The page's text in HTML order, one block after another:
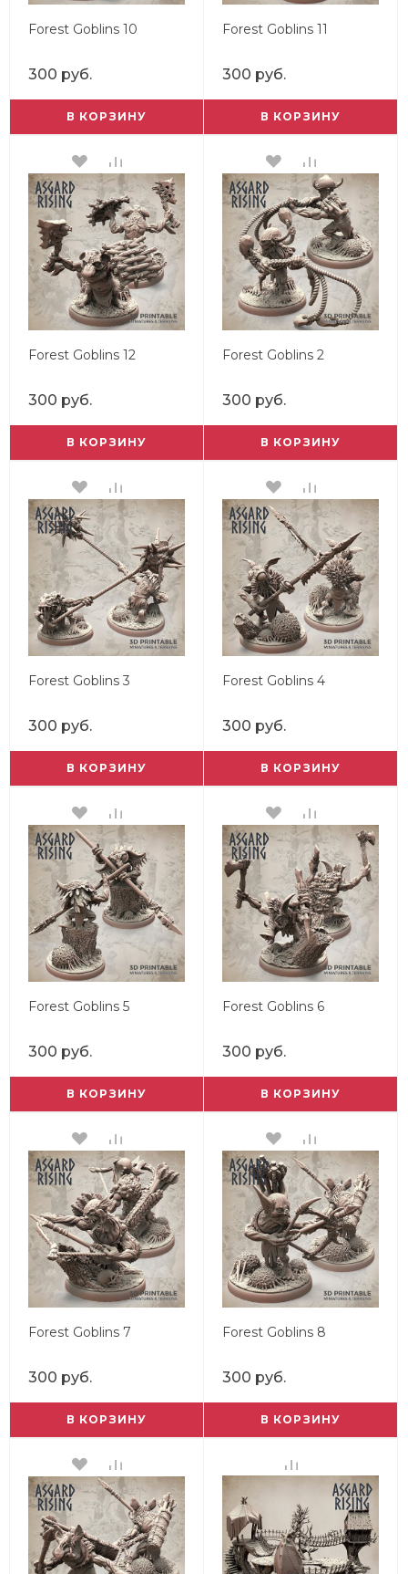
Forest Goblins 10
300 руб.
В КОРЗИНУ
Forest Goblins 11
300 руб.
В КОРЗИНУ
Forest Goblins 12
300 руб.
В КОРЗИНУ
Forest Goblins 2
300 руб.
В КОРЗИНУ
Forest Goblins 3
300 руб.
В КОРЗИНУ
Forest Goblins 4
300 руб.
В КОРЗИНУ
Forest Goblins 5
300 руб.
В КОРЗИНУ
Forest Goblins 6
300 руб.
В КОРЗИНУ
Forest Goblins 7
300 руб.
В КОРЗИНУ
Forest Goblins 8
300 руб.
В КОРЗИНУ